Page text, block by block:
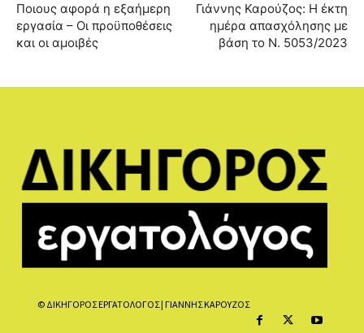
Ποιους αφορά η εξαήμερη
εργασία – Οι προϋποθέσεις
και οι αμοιβές
Γιάννης Καρούζος: Η έκτη
ημέρα απασχόλησης με
βάση το Ν. 5053/2023
© ΔΙΚΗΓΟΡΟΣ ΕΡΓΑΤΟΛΟΓΟΣ | ΓΙΑΝΝΗΣ ΚΑΡΟΥΖΟΣ